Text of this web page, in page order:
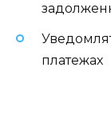
платежах